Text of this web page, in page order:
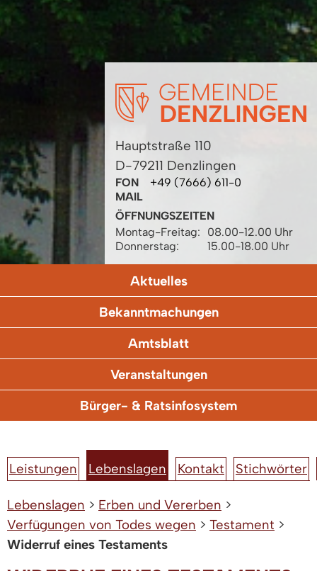
Hauptstraße 110
D-79211 Denzlingen
FON
+49 (7666) 611-0
MAIL
ÖFFNUNGSZEITEN
Montag-Freitag:
08.00-12.00 Uhr
Donnerstag:
15.00-18.00 Uhr
Aktuelles
Bekanntmachungen
Amtsblatt
Veranstaltungen
Bürger- & Ratsinfosystem
Leistungen Lebenslagen Kontakt Stichwörter
Lebenslagen > Erben und Vererben >
Verfügungen von Todes wegen > Testament >
Widerruf eines Testaments